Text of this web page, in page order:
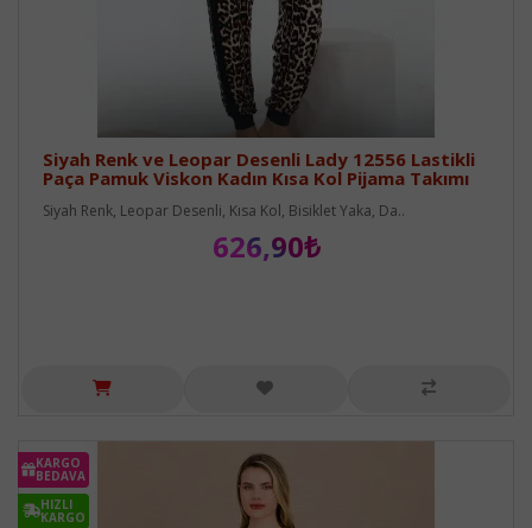
Siyah Renk ve Leopar Desenli Lady 12556 Lastikli
Paça Pamuk Viskon Kadın Kısa Kol Pijama Takımı
Siyah Renk, Leopar Desenli, Kısa Kol, Bisiklet Yaka, Da..
626,90₺
KARGO
BEDAVA
HIZLI
KARGO